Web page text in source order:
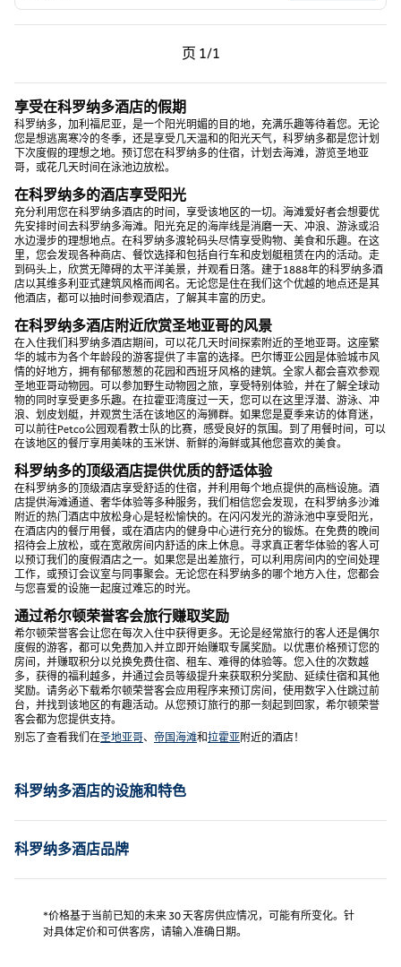
页 1/1
上一页，第 1页，共 1 页
页 1/1
享受在科罗纳多酒店的假期
科罗纳多，加利福尼亚，是一个阳光明媚的目的地，充满乐趣等待着您。无论
您是想逃离寒冷的冬季，还是享受几天温和的阳光天气，科罗纳多都是您计划
下次度假的理想之地。预订您在科罗纳多的住宿，计划去海滩，游览圣地亚
哥，或花几天时间在泳池边放松。
在科罗纳多的酒店享受阳光
充分利用您在科罗纳多酒店的时间，享受该地区的一切。海滩爱好者会想要优
先安排时间去科罗纳多海滩。阳光充足的海岸线是消磨一天、冲浪、游泳或沿
水边漫步的理想地点。在科罗纳多渡轮码头尽情享受购物、美食和乐趣。在这
里，您会发现各种商店、餐饮选择和包括自行车和皮划艇租赁在内的活动。走
到码头上，欣赏无障碍的太平洋美景，并观看日落。建于1888年的科罗纳多酒
店以其维多利亚式建筑风格而闻名。无论您是住在我们这个优越的地点还是其
他酒店，都可以抽时间参观酒店，了解其丰富的历史。
在科罗纳多酒店附近欣赏圣地亚哥的风景
在入住我们科罗纳多酒店期间，可以花几天时间探索附近的圣地亚哥。这座繁
华的城市为各个年龄段的游客提供了丰富的选择。巴尔博亚公园是体验城市风
情的好地方，拥有郁郁葱葱的花园和西班牙风格的建筑。全家人都会喜欢参观
圣地亚哥动物园。可以参加野生动物园之旅，享受特别体验，并在了解全球动
物的同时享受更多乐趣。在拉霍亚湾度过一天，您可以在这里浮潜、游泳、冲
浪、划皮划艇，并观赏生活在该地区的海狮群。如果您是夏季来访的体育迷，
可以前往Petco公园观看教士队的比赛，感受良好的氛围。到了用餐时间，可以
在该地区的餐厅享用美味的玉米饼、新鲜的海鲜或其他您喜欢的美食。
科罗纳多的顶级酒店提供优质的舒适体验
在科罗纳多的顶级酒店享受舒适的住宿，并利用每个地点提供的高档设施。酒
店提供海滩通道、奢华体验等多种服务，我们相信您会发现，在科罗纳多沙滩
附近的热门酒店中放松身心是轻松愉快的。在闪闪发光的游泳池中享受阳光，
在酒店内的餐厅用餐，或在酒店内的健身中心进行充分的锻炼。在免费的晚间
招待会上放松，或在宽敞房间内舒适的床上休息。寻求真正奢华体验的客人可
以预订我们的度假酒店之一。如果您是出差旅行，可以利用房间内的空间处理
工作，或预订会议室与同事聚会。无论您在科罗纳多的哪个地方入住，您都会
与您喜爱的设施一起度过难忘的时光。
通过希尔顿荣誉客会旅行赚取奖励
希尔顿荣誉客会让您在每次入住中获得更多。无论是经常旅行的客人还是偶尔
度假的游客，都可以免费加入并立即开始赚取专属奖励。以优惠价格预订您的
房间，并赚取积分以兑换免费住宿、租车、难得的体验等。您入住的次数越
多，获得的福利越多，并通过会员等级提升来获取积分奖励、延续住宿和其他
奖励。请务必下载希尔顿荣誉客会应用程序来预订房间，使用数字入住跳过前
台，并找到该地区的有趣活动。从您预订旅行的那一刻起到回家，希尔顿荣誉
客会都为您提供支持。
别忘了查看我们在圣地亚哥、 帝国海滩和拉霍亚附近的酒店！
科罗纳多酒店的设施和特色
科罗纳多酒店品牌
*价格基于当前已知的未来 30 天客房供应情况，可能有所变化。针
对具体定价和可供客房，请输入准确日期。